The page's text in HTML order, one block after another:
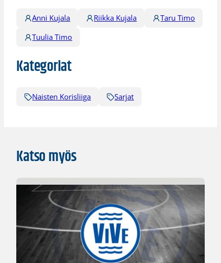
Anni Kujala Riikka Kujala
Taru Timo
Tuulia Timo
Kategoriat
Naisten Korisliiga Sarjat
Katso myös